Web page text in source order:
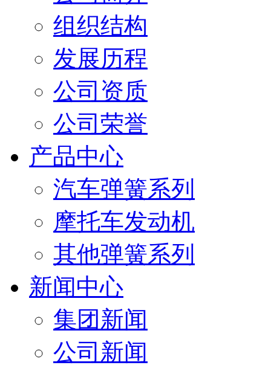
组织结构
发展历程
公司资质
公司荣誉
产品中心
汽车弹簧系列
摩托车发动机
其他弹簧系列
新闻中心
集团新闻
公司新闻